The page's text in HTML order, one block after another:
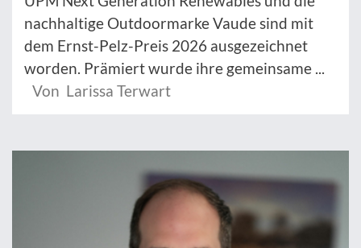
nachhaltige Outdoormarke Vaude sind mit
dem Ernst-Pelz-Preis 2026 ausgezeichnet
worden. Prämiert wurde ihre gemeinsame ...
Von Larissa Terwart